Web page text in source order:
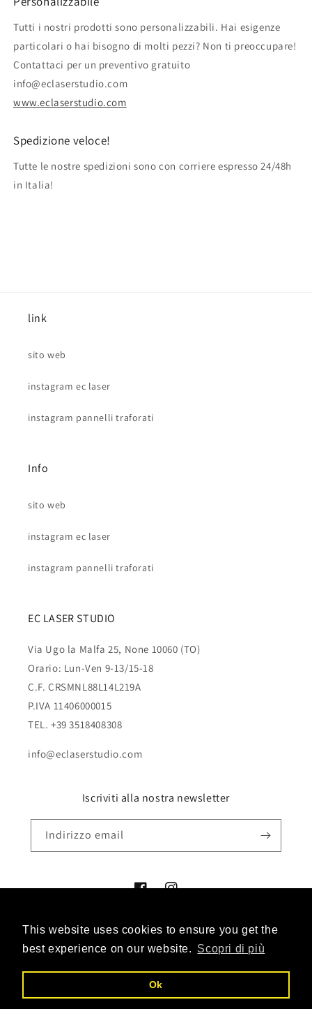
This website uses cookies to ensure you get the
best experience on our website. Scopri di più
Ok
This website uses cookies to ensure you get the
best experience on our website. Scopri di più
Ok
Tutti i nostri prodotti sono personalizzabili. Hai esigenze
particolari o hai bisogno di molti pezzi? Non ti preoccupare!
Contattaci per un preventivo gratuito
info@eclaserstudio.com
www.eclaserstudio.com
Spedizione veloce!
Tutte le nostre spedizioni sono con corriere espresso 24/48h
in Italia!
link
sito web
instagram ec laser
instagram pannelli traforati
Info
sito web
instagram ec laser
instagram pannelli traforati
EC LASER STUDIO
Via Ugo la Malfa 25, None 10060 (TO)
Orario: Lun-Ven 9-13/15-18
C.F. CRSMNL88L14L219A
P.IVA 11406000015
TEL. +39 3518408308
info@eclaserstudio.com
Iscriviti alla nostra newsletter
Indirizzo email
Metodi
© 2026,eclaserstudiostore Powered by Shopify